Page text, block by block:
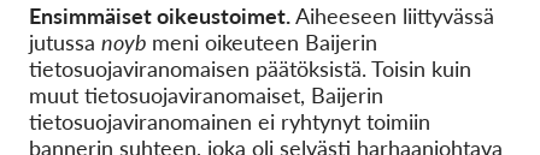
Ensimmäiset oikeustoimet.Aiheeseen liittyvässä
jutussa noyb meni oikeuteen Baijerin
tietosuojaviranomaisen päätöksistä. Toisin kuin
muut tietosuojaviranomaiset, Baijerin
tietosuojaviranomainen ei ryhtynyt toimiin
bannerin suhteen, joka oli selvästi harhaanjohtava